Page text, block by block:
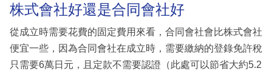
株式會社好還是合同會社好
從成立時需要花費的固定費用來看，合同會社會比株式會社
便宜一些，因為合同會社在成立時，需要繳納的登錄免許稅
只需要6萬日元，且定款不需要認證（此處可以節省大約5.2